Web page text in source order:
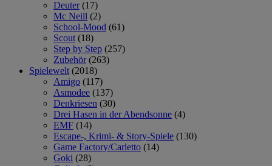
Deuter (17)
Mc Neill (2)
School-Mood (61)
Scout (18)
Step by Step (257)
Zubehör (263)
Spielewelt (2018)
Amigo (117)
Asmodee (137)
Denkriesen (30)
Drei Hasen in der Abendsonne (4)
EMF (14)
Escape-, Krimi- & Story-Spiele (130)
Game Factory/Carletto (14)
Goki (28)